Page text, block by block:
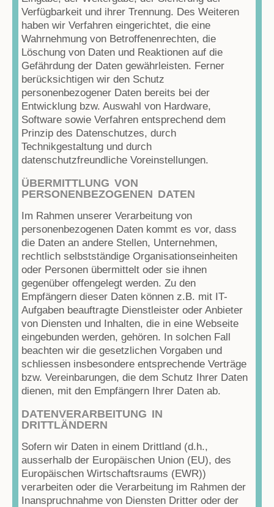
Verfügbarkeit und ihrer Trennung. Des Weiteren
haben wir Verfahren eingerichtet, die eine
Wahrnehmung von Betroffenenrechten, die
Löschung von Daten und Reaktionen auf die
Gefährdung der Daten gewährleisten. Ferner
berücksichtigen wir den Schutz
personenbezogener Daten bereits bei der
Entwicklung bzw. Auswahl von Hardware,
Software sowie Verfahren entsprechend dem
Prinzip des Datenschutzes, durch
Technikgestaltung und durch
datenschutzfreundliche Voreinstellungen.
ÜBERMITTLUNG VON
PERSONENBEZOGENEN DATEN
Im Rahmen unserer Verarbeitung von
personenbezogenen Daten kommt es vor, dass
die Daten an andere Stellen, Unternehmen,
rechtlich selbstständige Organisationseinheiten
oder Personen übermittelt oder sie ihnen
gegenüber offengelegt werden. Zu den
Empfängern dieser Daten können z.B. mit IT-
Aufgaben beauftragte Dienstleister oder Anbieter
von Diensten und Inhalten, die in eine Webseite
eingebunden werden, gehören. In solchen Fall
beachten wir die gesetzlichen Vorgaben und
schliessen insbesondere entsprechende Verträge
bzw. Vereinbarungen, die dem Schutz Ihrer Daten
dienen, mit den Empfängern Ihrer Daten ab.
DATENVERARBEITUNG IN
DRITTLÄNDERN
Sofern wir Daten in einem Drittland (d.h.,
ausserhalb der Europäischen Union (EU), des
Europäischen Wirtschaftsraums (EWR))
verarbeiten oder die Verarbeitung im Rahmen der
Inanspruchnahme von Diensten Dritter oder der